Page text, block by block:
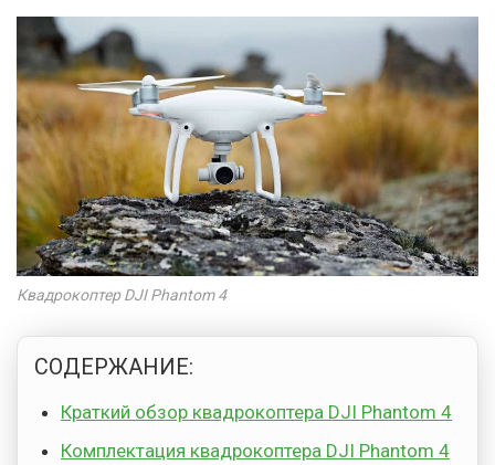
Квадрокоптер DJI Phantom 4
СОДЕРЖАНИЕ:
Краткий обзор квадрокоптера DJI Phantom 4
Комплектация квадрокоптера DJI Phantom 4